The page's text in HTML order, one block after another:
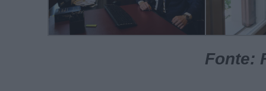
Fonte: